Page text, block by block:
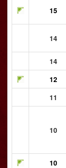
15
14
14
12
11
10
10